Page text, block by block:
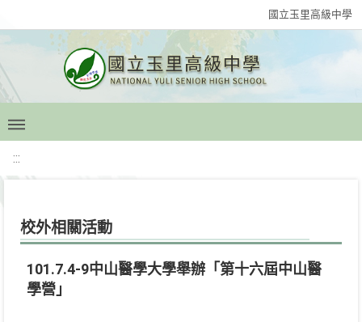
國立玉里高級中學
:::
校外相關活動
101.7.4-9中山醫學大學舉辦「第十六屆中山醫
學營」